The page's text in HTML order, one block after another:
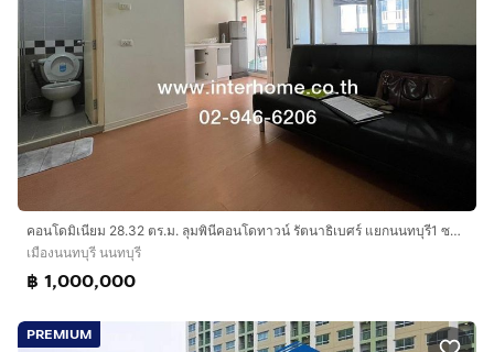
คอนโดมิเนียม 28.32 ตร.ม. ลุมพินีคอนโดทาวน์ รัตนาธิเบศร์ แยกนนทบุรี1 ซอยรัตนาธิเบศร์26 ถนนรัตนาธิเบศร์ ถนนเลี่ยงเมืองนนทบุรี เมืองนนทบุรี
เมืองนนทบุรี นนทบุรี
฿ 1,000,000
PREMIUM